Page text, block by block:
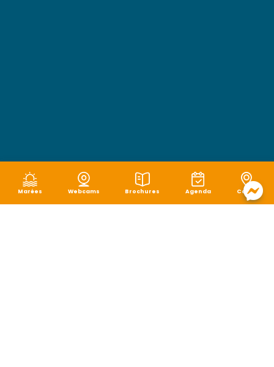
Marées Webcams Brochures Agenda Carte